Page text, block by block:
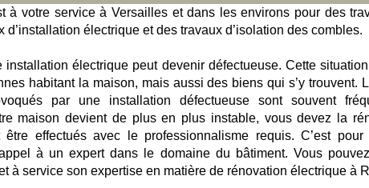
à votre service à Versailles et dans les environs pour des
d’installation électrique et des travaux d’isolation des combles.
installation électrique peut devenir défectueuse. Cette
habitant la maison, mais aussi des biens qui s’y trouvent.
par une installation défectueuse sont souvent
maison devient de plus en plus instable, vous devez la
être effectués avec le professionnalisme requis. C’est
à un expert dans le domaine du bâtiment. Vous
à service son expertise en matière de rénovation électrique à